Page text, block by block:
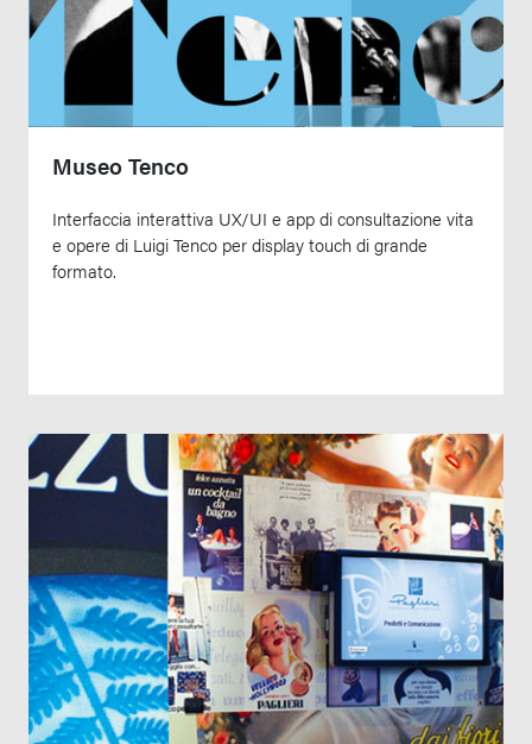
Museo Tenco
Interfaccia interattiva UX/UI e app di consultazione vita
e opere di Luigi Tenco per display touch di grande
formato.